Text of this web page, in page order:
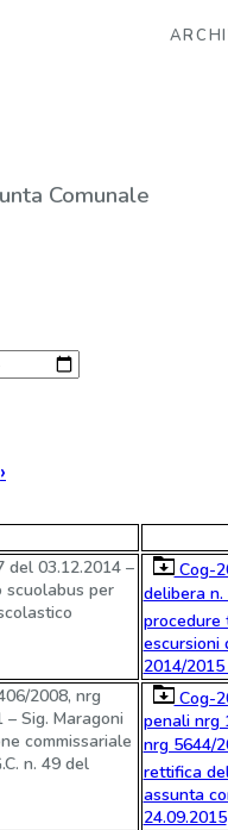
Comunale
›
del 03.12.2014 –
scuolabus per
Cog-
delibera n.
procedure
escursioni
2014/
2008, nrg
Sig. Maragoni
commissariale
n. 49 del
Cog-
penali nrg
nrg 5644/
rettifica
assunta
24.09.2015